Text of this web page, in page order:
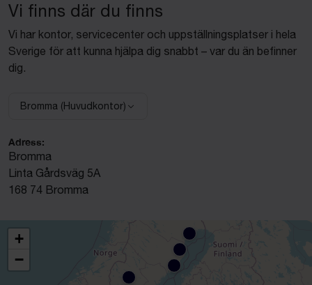
Vi finns där du finns
Vi har kontor, servicecenter och uppställningsplatser i hela
Sverige för att kunna hjälpa dig snabbt – var du än befinner
dig.
Välj anläggning:
Bromma (Huvudkontor)
Adress:
Bromma
Linta Gårdsväg 5A
168 74 Bromma
+
−